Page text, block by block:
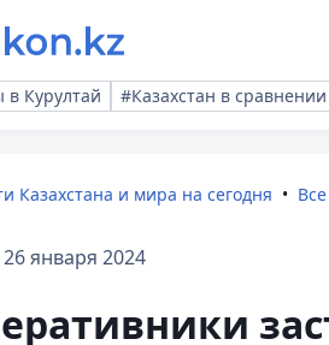
Курултай #Казахстан в сравнении
Казахстана и мира на сегодня
января 2024